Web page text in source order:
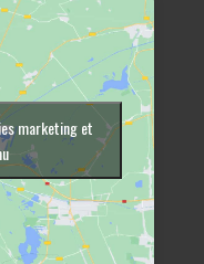
marketing et